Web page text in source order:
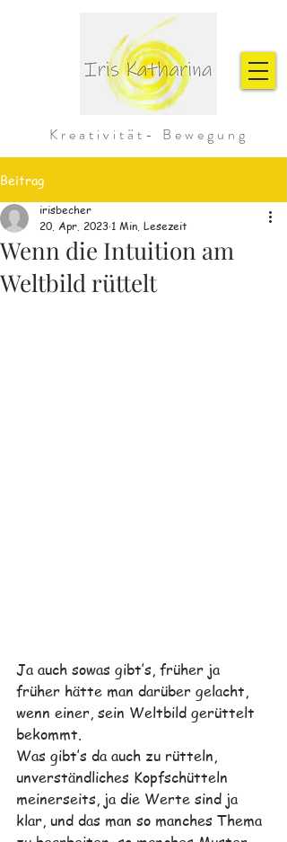
Kreativität- Bewegung
Beitrag
Wenn die Intuition am
Weltbild rüttelt
irisbecher
20. Apr. 2023 1 Min. Lesezeit
Ja auch sowas gibt’s, früher ja
früher hätte man darüber gelacht,
wenn einer, sein Weltbild gerüttelt
bekommt.
Was gibt’s da auch zu rütteln,
unverständliches Kopfschütteln
meinerseits, ja die Werte sind ja
klar, und das man so manches Thema